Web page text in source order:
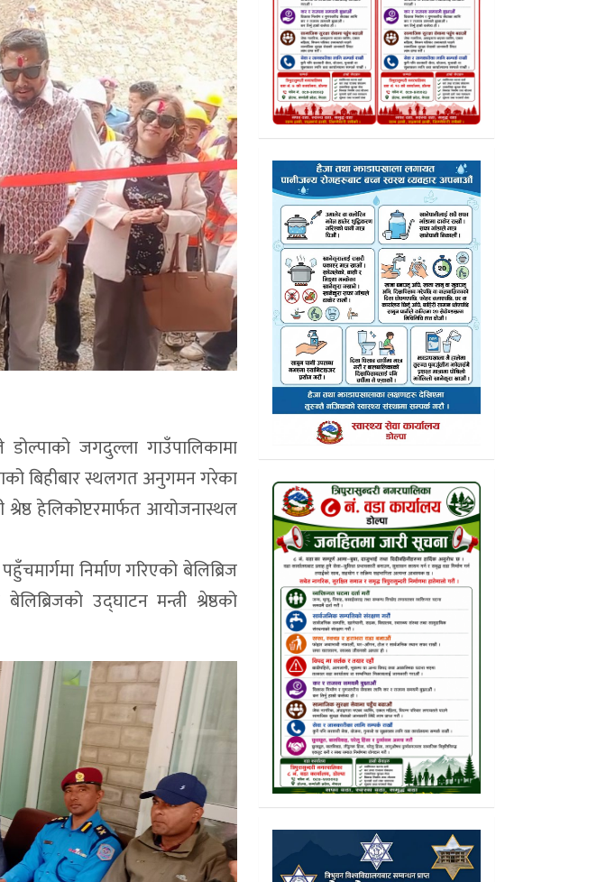
डोल्पाको जगदुल्ला गाउँपालिकामा
बिहीबार स्थलगत अनुगमन गरेका
श्रेष्ठ हेलिकोप्टरमार्फत आयोजनास्थल
निर्माण गरिएको बेलिब्रिज
उद्घाटन मन्त्री श्रेष्ठको